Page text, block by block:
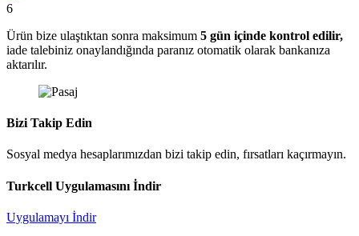
6
Ürün bize ulaştıktan sonra maksimum 5 gün içinde kontrol edilir,
iade talebiniz onaylandığında paranız otomatik olarak bankanıza
aktarılır.
Bizi Takip Edin
Sosyal medya hesaplarımızdan bizi takip edin, fırsatları kaçırmayın.
Turkcell Uygulamasını İndir
Uygulamayı İndir